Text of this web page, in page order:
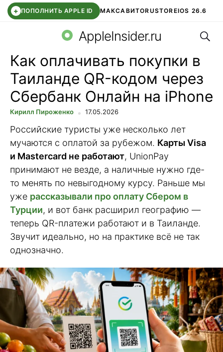
+ ПОПОЛНИТЬ APPLE ID МАКСАВИТОRUSTOREIOS 26.6
СБЕР КИДС ВТБ ОНЛАЙН ЧАТ В ROBLOX
AppleInsider.ru
Как оплачивать покупки в
Таиланде QR-кодом через
Сбербанк Онлайн на iPhone
Кирилл Пироженко 17.05.2026
Российские туристы уже несколько лет
мучаются с оплатой за рубежом. Карты Visa
и Mastercard не работают, UnionPay
принимают не везде, а наличные нужно где-
то менять по невыгодному курсу. Раньше мы
уже рассказывали про оплату Сбером в
Турции, и вот банк расширил географию —
теперь QR-платежи работают и в Таиланде.
Звучит идеально, но на практике всё не так
однозначно.